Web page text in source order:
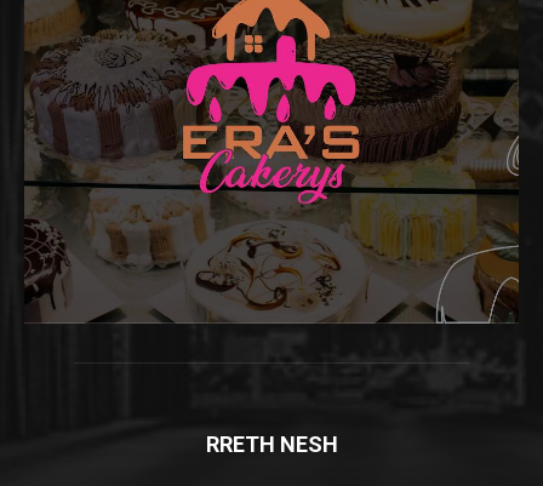
RRETH NESH